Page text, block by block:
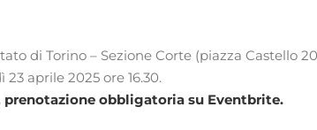
di Torino – Sezione Corte (piazza Castello
23 aprile 2025 ore 16.30.
prenotazione obbligatoria su Eventbrite.